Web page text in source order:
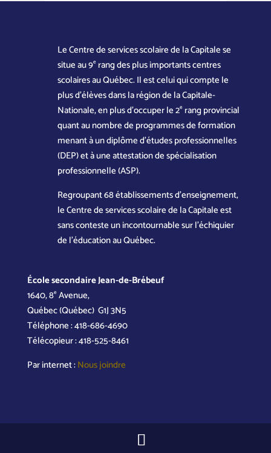
Le Centre de services scolaire de la Capitale se
situe au 9erang des plus importants centres
scolaires au Québec. Il est celui qui compte le
plus d’élèves dans la région de la Capitale-
Nationale, en plus d’occuper le 2erang provincial
quant au nombre de programmes de formation
menant à un diplôme d’études professionnelles
(DEP) et à une attestation de spécialisation
professionnelle (ASP).
Regroupant 68 établissements d’enseignement,
le Centre de services scolaire de la Capitale est
sans conteste un incontournable sur l’échiquier
de l’éducation au Québec.
École secondaire Jean-de-Brébeuf
1640, 8eAvenue,
Québec (Québec) G1J 3N5
Téléphone : 418-686-4690
Télécopieur : 418-525-8461
Par internet :Nous joindre